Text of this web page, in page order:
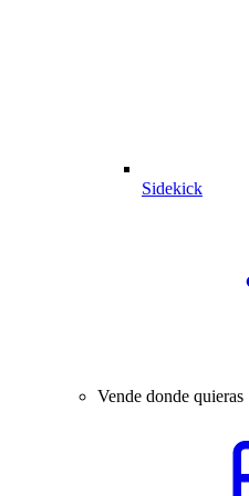
Sidekick
Vende donde quieras